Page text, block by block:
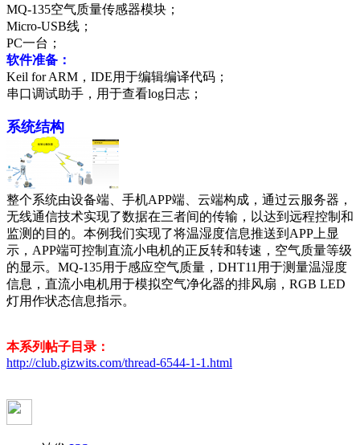
MQ-135空气质量传感器模块；
Micro-USB线；
PC一台；
软件准备：
Keil for ARM，IDE用于编辑编译代码；
串口调试助手，用于查看log日志；
系统结构
整个系统由设备端、手机APP端、云端构成，通过云服务器，
无线通信技术实现了数据在三者间的传输，以达到远程控制和
监测的目的。本例我们实现了将温湿度信息推送到APP上显
示，APP端可控制直流小电机的正反转和转速，空气质量等级
的显示。MQ-135用于感应空气质量，DHT11用于测量温湿度
信息，直流小电机用于模拟空气净化器的排风扇，RGB LED
灯用作状态信息指示。
本系列帖子目录：
http://club.gizwits.com/thread-6544-1-1.html